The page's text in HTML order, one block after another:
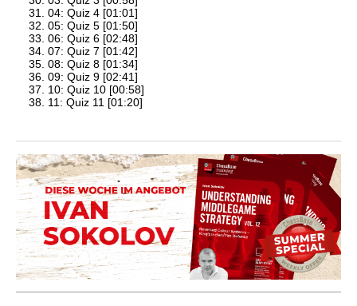
04: Quiz 4 [01:01]
05: Quiz 5 [01:50]
06: Quiz 6 [02:48]
07: Quiz 7 [01:42]
08: Quiz 8 [01:34]
09: Quiz 9 [02:41]
10: Quiz 10 [00:58]
11: Quiz 11 [01:20]